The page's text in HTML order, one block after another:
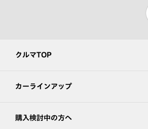
クルマTOP
カーラインアップ
購入検討中の方へ